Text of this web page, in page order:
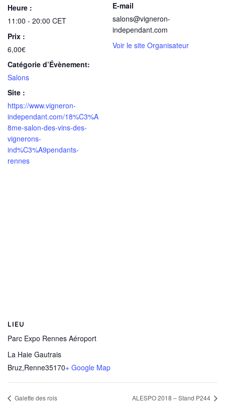
Heure :
11:00 - 20:00 CET
Prix :
6,00€
Catégorie d’Évènement:
Salons
Site :
https://www.vigneron-
independant.com/18%C3%A
8me-salon-des-vins-des-
vignerons-
ind%C3%A9pendants-
rennes
E-mail
salons@vigneron-
independant.com
Voir le site Organisateur
LIEU
Parc Expo Rennes Aéroport
La Haie Gautrais
Bruz,Renne35170+ Google Map
Galette des rois ALESPO 2018 – Stand P244